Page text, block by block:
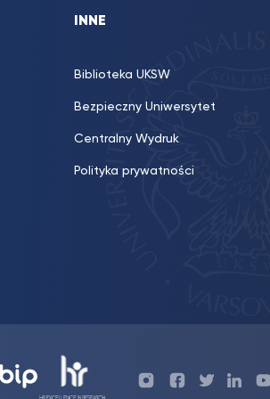
INNE
Biblioteka UKSW
Bezpieczny Uniwersytet
Centralny Wydruk
Polityka prywatności
Profil ProfilProfilProfil